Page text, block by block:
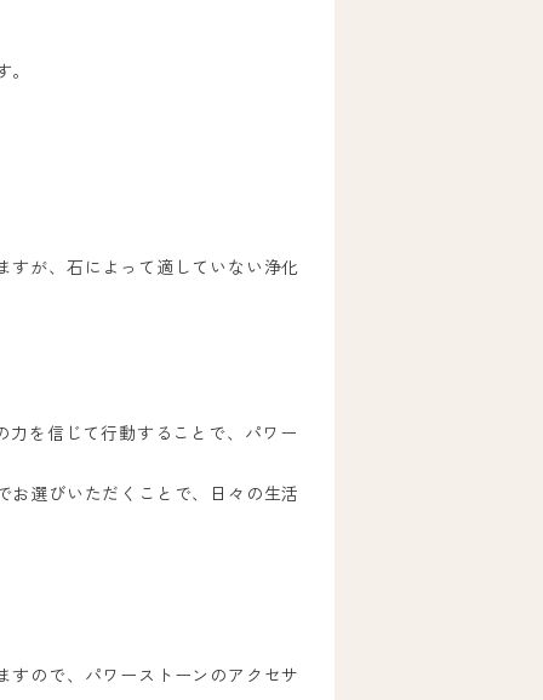
すが、石によって適していない浄化
を信じて行動することで、パワー
お選びいただくことで、日々の生活
すので、パワーストーンのアクセサ